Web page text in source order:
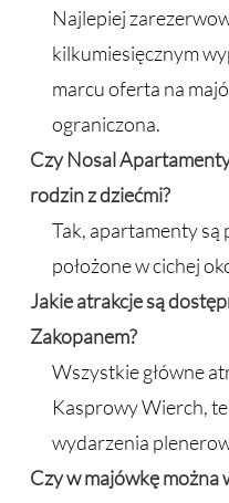
Najlepiej
kilkumiesięcznym
marcu oferta na
ograniczona.
Czy Nosal
rodzin z dziećmi?
Tak, apartamenty są
położone w cichej
Jakie atrakcje są
Zakopanem?
Wszystkie główne
Kasprowy Wierch,
wydarzenia
Czy w majówkę można